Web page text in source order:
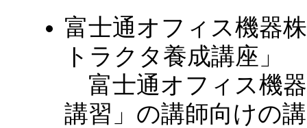
富士通オフィス機器
トラクタ養成講座」
富士通オフィス機
講習」の講師向けの